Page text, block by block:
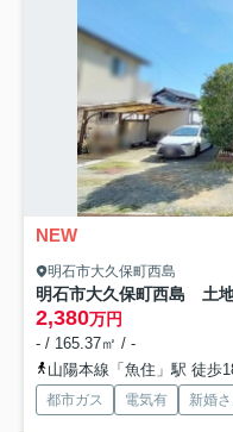
NEW
明石市大久保町西島
明石市大久保町西島 土
2,380万円
- / 165.37㎡ / -
山陽本線「魚住」駅 徒歩
都市ガス 電気有 新婚